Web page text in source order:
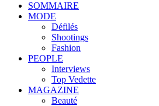
SOMMAIRE
MODE
Défilés
Shootings
Fashion
PEOPLE
Interviews
Top Vedette
MAGAZINE
Beauté